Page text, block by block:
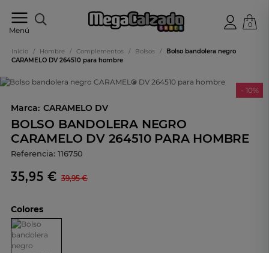
Menú
online
0
Inicio / Hombre / Complementos / Bolsos /
Bolso bandolera negro
CARAMELO DV 264510 para hombre
- 10%
Marca: CARAMELO DV
BOLSO BANDOLERA NEGRO
CARAMELO DV 264510 PARA HOMBRE
Referencia: 116750
35,95 € 39,95 €
Colores